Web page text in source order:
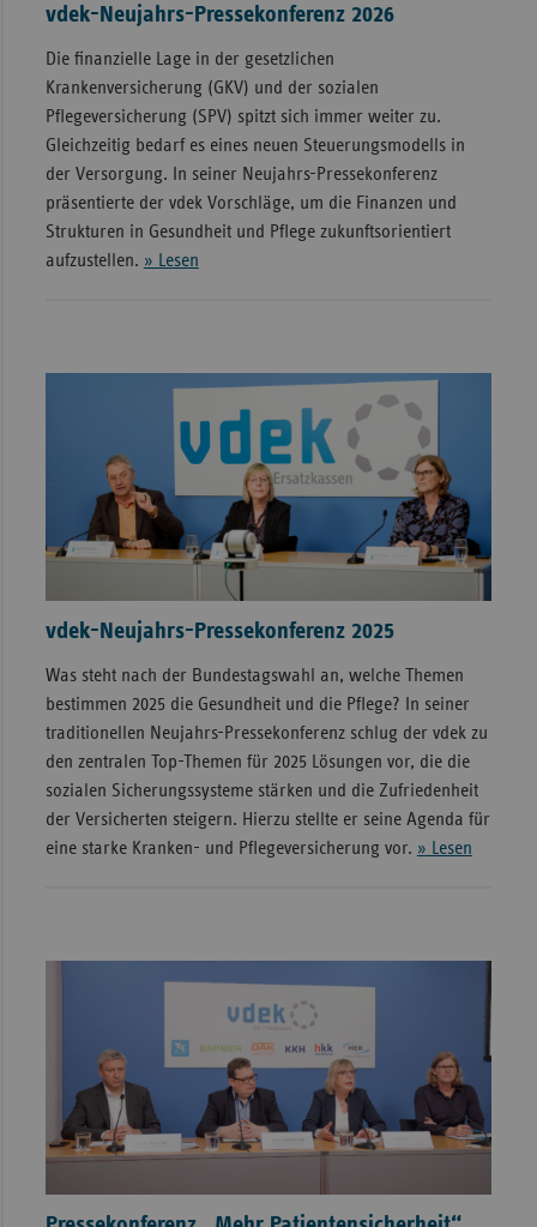
vdek-Neujahrs-Pressekonferenz 2026
Die finanzielle Lage in der gesetzlichen
Krankenversicherung (GKV) und der sozialen
Pflegeversicherung (SPV) spitzt sich immer weiter zu.
Gleichzeitig bedarf es eines neuen Steuerungsmodells in
der Versorgung. In seiner Neujahrs-Pressekonferenz
präsentierte der vdek Vorschläge, um die Finanzen und
Strukturen in Gesundheit und Pflege zukunftsorientiert
aufzustellen. » Lesen
vdek-Neujahrs-Pressekonferenz 2025
Was steht nach der Bundestagswahl an, welche Themen
bestimmen 2025 die Gesundheit und die Pflege? In seiner
traditionellen Neujahrs-Pressekonferenz schlug der vdek zu
den zentralen Top-Themen für 2025 Lösungen vor, die die
sozialen Sicherungssysteme stärken und die Zufriedenheit
der Versicherten steigern. Hierzu stellte er seine Agenda für
eine starke Kranken- und Pflegeversicherung vor. » Lesen